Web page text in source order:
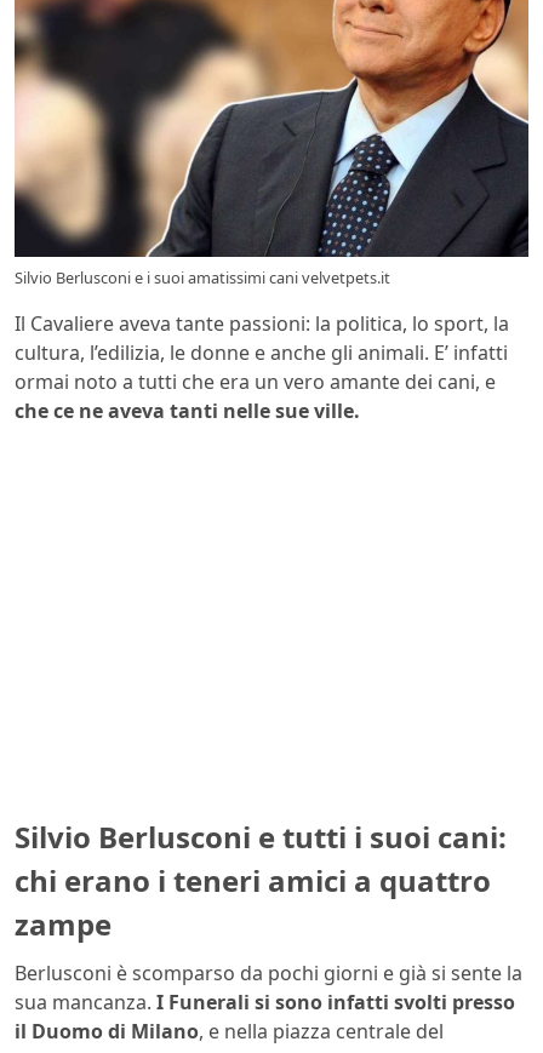
Silvio Berlusconi e i suoi amatissimi cani velvetpets.it
Il Cavaliere aveva tante passioni: la politica, lo sport, la
cultura, l’edilizia, le donne e anche gli animali. E’ infatti
ormai noto a tutti che era un vero amante dei cani, e
che ce ne aveva tanti nelle sue ville.
Silvio Berlusconi e tutti i suoi cani:
chi erano i teneri amici a quattro
zampe
Berlusconi è scomparso da pochi giorni e già si sente la
sua mancanza. I Funerali si sono infatti svolti presso
il Duomo di Milano, e nella piazza centrale del